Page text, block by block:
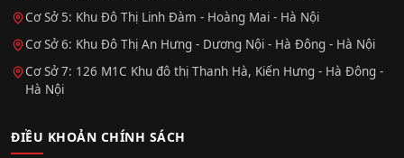
Cơ Sở 5: Khu Đô Thị Linh Đàm - Hoàng Mai - Hà Nội
Cơ Sở 6: Khu Đô Thị An Hưng - Dương Nội - Hà Đông - Hà Nội
Cơ Sở 7: 126 M1C Khu đô thị Thanh Hà, Kiến Hưng - Hà Đông -
Hà Nội
ĐIỀU KHOẢN CHÍNH SÁCH